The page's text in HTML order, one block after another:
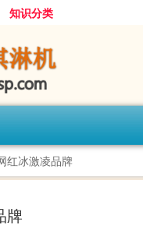
知识分类
红冰激凌品牌
牌